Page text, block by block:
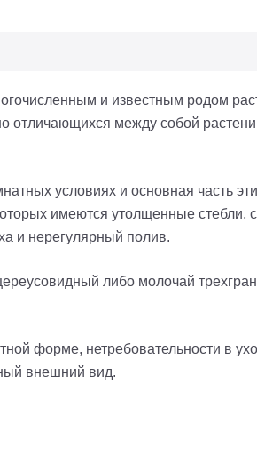
и известным родом
отличающихся между собой
условиях и основная часть
имеются утолщенные
и нерегулярный полив.
либо молочай
форме, нетребовательности в
внешний вид.